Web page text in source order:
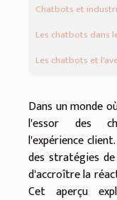
Chatbots et
Les chatbots dans
Les chatbots et
Dans un monde
l'essor des
l'expérience
des stratégies
d'accroître la
Cet aperçu